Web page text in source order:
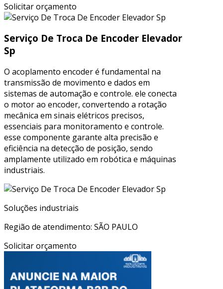
Solicitar orçamento
Serviço De Troca De Encoder Elevador
Sp
O acoplamento encoder é fundamental na
transmissão de movimento e dados em
sistemas de automação e controle. ele conecta
o motor ao encoder, convertendo a rotação
mecânica em sinais elétricos precisos,
essenciais para monitoramento e controle.
esse componente garante alta precisão e
eficiência na detecção de posição, sendo
amplamente utilizado em robótica e máquinas
industriais.
Soluções industriais
Região de atendimento: SÃO PAULO
Solicitar orçamento